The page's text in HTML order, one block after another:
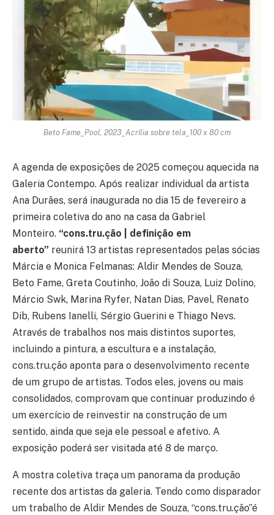
Beto Fame_Pool, 2023_Acrília sobre tela_100 x 80 cm
A agenda de exposições de 2025 começou aquecida na
Galeria Contempo. Após realizar individual da artista
Ana Durães, será inaugurada no dia 15 de fevereiro a
primeira coletiva do ano na casa da Gabriel
Monteiro. “cons.tru.ção | definição em
aberto” reunirá 13 artistas representados pelas sócias
Márcia e Monica Felmanas: Aldir Mendes de Souza,
Beto Fame, Greta Coutinho, João di Souza, Luiz Dolino,
Márcio Swk, Marina Ryfer, Natan Dias, Pavel, Renato
Dib, Rubens Ianelli, Sérgio Guerini e Thiago Nevs.
Através de trabalhos nos mais distintos suportes,
incluindo a pintura, a escultura e a instalação,
cons.tru.ção aponta para o desenvolvimento recente
de um grupo de artistas. Todos eles, jovens ou mais
consolidados, comprovam que continuar produzindo é
um exercício de reinvestir na construção de um
sentido, ainda que seja ele pessoal e afetivo. A
exposição poderá ser visitada até 8 de março.
A mostra coletiva traça um panorama da produção
recente dos artistas da galeria. Tendo como disparador
um trabalho de Aldir Mendes de Souza, “cons.tru.ção”é